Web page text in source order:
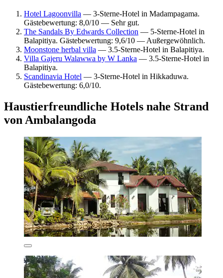
Hotel Lagoonvilla — 3-Sterne-Hotel in Madampagama.
Gästebewertung: 8,0/10 — Sehr gut.
The Sandals By Edwards Collection — 5-Sterne-Hotel in
Balapitiya. Gästebewertung: 9,6/10 — Außergewöhnlich.
Moonstone herbal villa — 3.5-Sterne-Hotel in Balapitiya.
Villa Gajeru Walawwa by W Lanka — 3.5-Sterne-Hotel in
Balapitiya.
Scandinavia Hotel — 3-Sterne-Hotel in Hikkaduwa.
Gästebewertung: 6,0/10.
Haustierfreundliche Hotels nahe Strand
von Ambalangoda